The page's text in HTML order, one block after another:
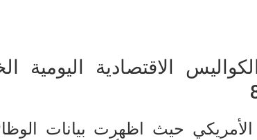
الاقتصادية اليومية